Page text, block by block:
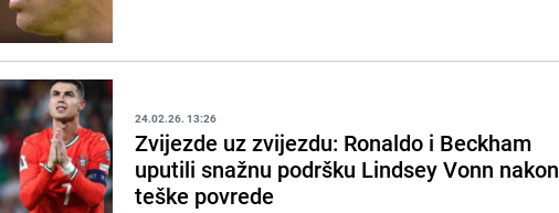
24.02.26. 13:26
Zvijezde uz zvijezdu: Ronaldo i Beckham
uputili snažnu podršku Lindsey Vonn nakon
teške povrede